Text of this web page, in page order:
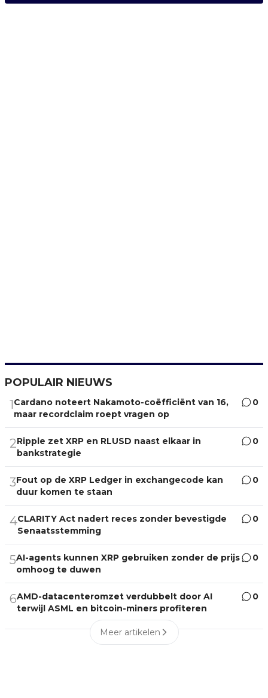
POPULAIR NIEUWS
1Cardano noteert Nakamoto-coëfficiënt van 16,
maar recordclaim roept vragen op
0
2Ripple zet XRP en RLUSD naast elkaar in
bankstrategie
0
3Fout op de XRP Ledger in exchangecode kan
duur komen te staan
0
4CLARITY Act nadert reces zonder bevestigde
Senaatsstemming
0
5AI-agents kunnen XRP gebruiken zonder de prijs
omhoog te duwen
0
6AMD-datacenteromzet verdubbelt door AI
terwijl ASML en bitcoin-miners profiteren
0
Meer artikelen